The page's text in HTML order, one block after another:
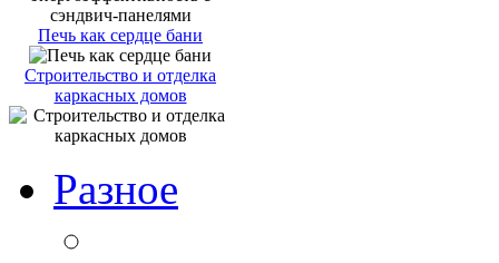
Печь как сердце бани
Строительство и отделка
каркасных домов
Разное